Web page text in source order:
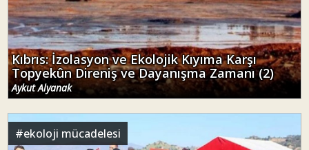
Kıbrıs: İzolasyon ve Ekolojik Kıyıma Karşı
Topyekûn Direniş ve Dayanışma Zamanı (2)
Aykut Alyanak
#ekoloji mücadelesi